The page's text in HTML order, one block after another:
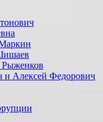
Рыженков
и Алексей Федорович